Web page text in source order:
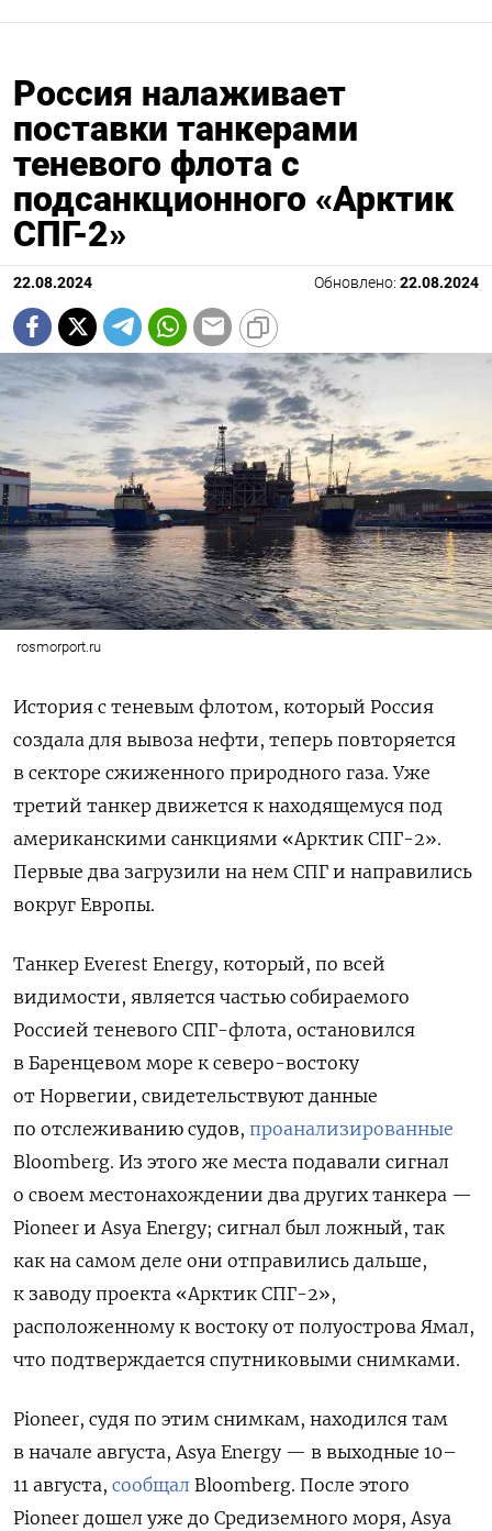
Россия налаживает
поставки танкерами
теневого флота с
подсанкционного «Арктик
СПГ-2»
22.08.2024 Обновлено: 22.08.2024
rosmorport.ru
История с теневым флотом, который Россия
создала для вывоза нефти, теперь повторяется
в секторе сжиженного природного газа. Уже
третий танкер движется к находящемуся под
американскими санкциями «Арктик СПГ-2».
Первые два загрузили на нем СПГ и направились
вокруг Европы.
Танкер Everest Energy, который, по всей
видимости, является частью собираемого
Россией теневого СПГ-флота, остановился
в Баренцевом море к северо-востоку
от Норвегии, свидетельствуют данные
по отслеживанию судов, проанализированные
Bloomberg. Из этого же места подавали сигнал
о своем местонахождении два других танкера —
Pioneer и Asya Energy; сигнал был ложный, так
как на самом деле они отправились дальше,
к заводу проекта «Арктик СПГ-2»,
расположенному к востоку от полуострова Ямал,
что подтверждается спутниковыми снимками.
Pioneer, судя по этим снимкам, находился там
в начале августа, Asya Energy — в выходные 10–
11 августа, сообщал Bloomberg. После этого
Pioneer дошел уже до Средиземного моря, Asya